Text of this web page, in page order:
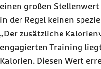
einen großen
in der Regel keinen
„Der zusätzliche
engagierten Training
Kalorien. Diesen Wert